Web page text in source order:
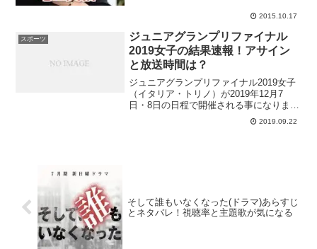
2015.10.17
スポーツ
ジュニアグランプリファイナル
2019女子の結果速報！アサイン
と放送時間は？
ジュニアグランプリファイナル2019女子
（イタリア・トリノ）が2019年12月7
日・8日の日程で開催される事になりまし
た！前年のバンクーバー大会はロシア勢
が1位～5位を独占し、ロシア勢の選手層
2019.09.22
そして誰もいなくなった(ドラマ)あらすじ
とネタバレ！視聴率と主題歌が気になる